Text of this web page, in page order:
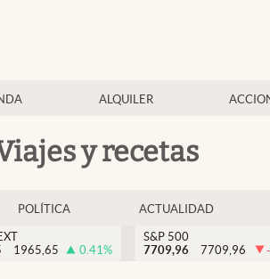
ALQUILER
y recetas
POLÍTICA ACTUALIDAD
1965,65 0.41%
S&P 500
7709,96
7709,96